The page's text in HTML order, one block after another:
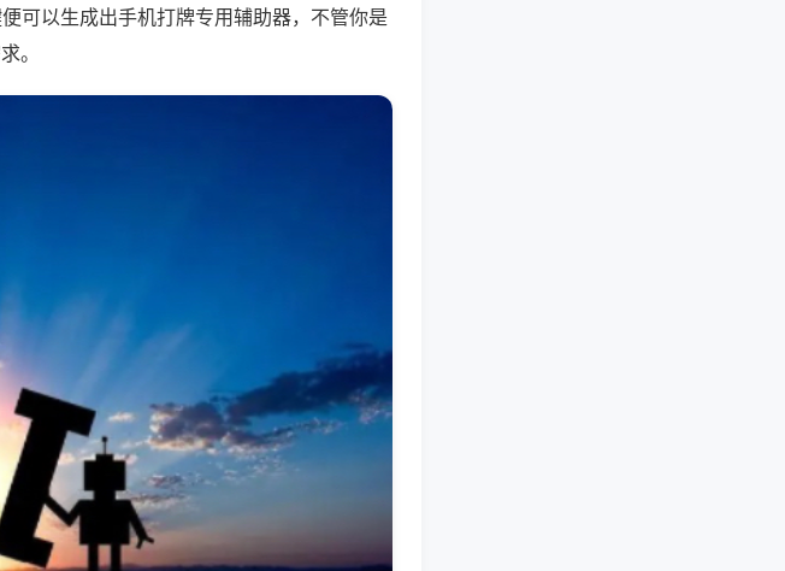
可以生成出手机打牌专用辅助器，不管你是
。